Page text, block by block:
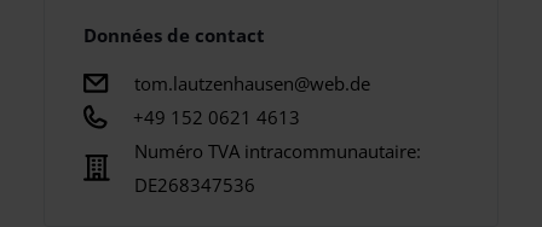
Données de contact
tom.lautzenhausen@web.de
+49 152 0621 4613
Numéro TVA intracommunautaire:
DE268347536